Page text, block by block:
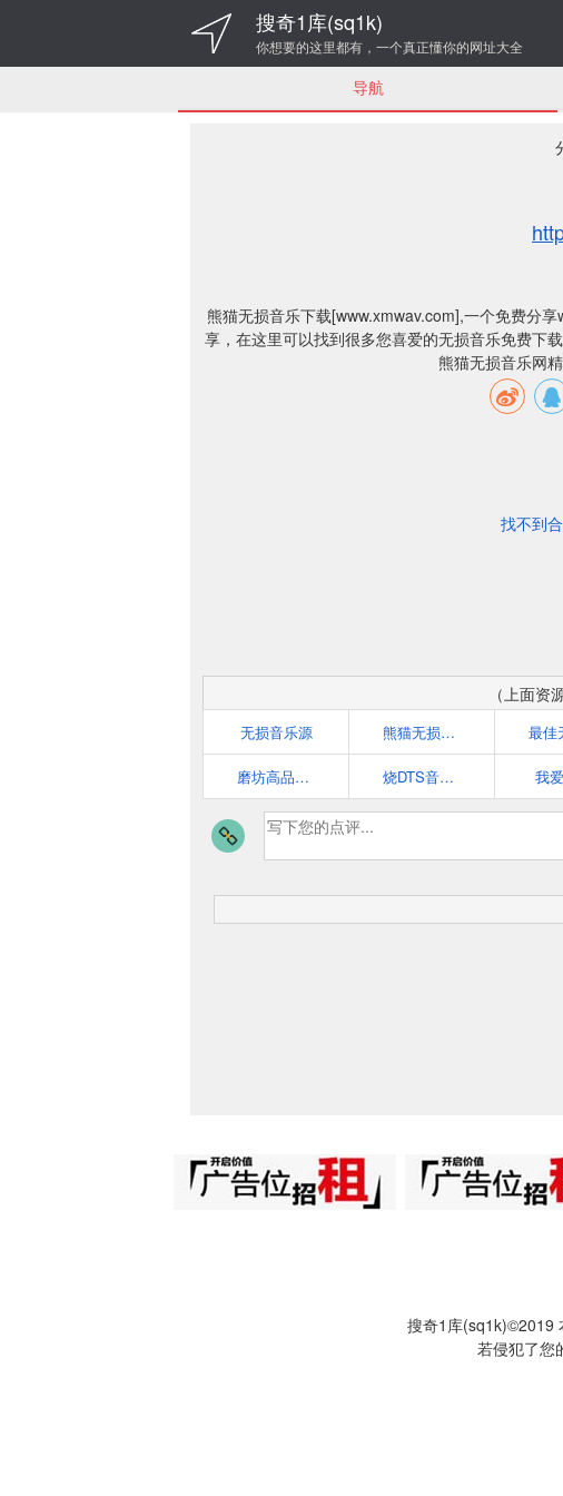
搜奇1库(sq1k)
你想要的这里都有，一个真正懂你的网址大全
导航
熊猫无损音乐下载[www.xmwav.com],一个免费分
享，在这里可以找到很多您喜爱的无损音乐免费下
熊猫无损音乐网
找不到
（上面资
无损音乐源 熊猫无损音乐
磨坊高品质音乐论坛-提供各种无损音乐下载 烧DTS音乐网 我
搜奇1库(sq1k)©2019
若侵犯了您